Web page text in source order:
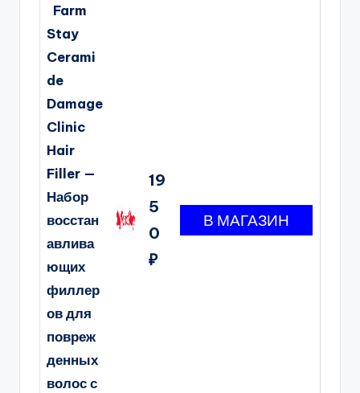
Farm
Stay
Cerami
de
Damage
Clinic
Hair
Filler —
Набор
восстан
авлива
ющих
филлер
ов для
повреж
денных
волос с
19
5
0
₽